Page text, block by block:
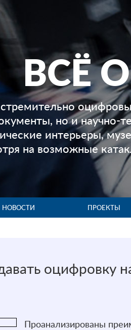
ВСЁ
но и научно-
интерьеры,
на возможные
НОВОСТИ ПРОЕКТЫ
оцифровку
Проанализированы